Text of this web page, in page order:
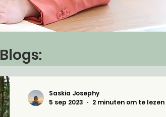
Blogs:
Saskia Josephy
5 sep 2023
2 minuten om te lezen